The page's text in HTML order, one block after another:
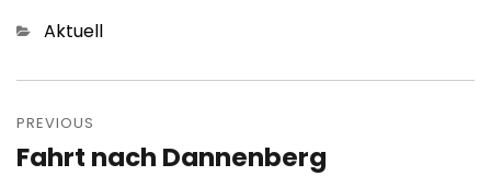
Categories
Aktuell
navigation
PREVIOUS
Previous
Fahrt nach Dannenberg